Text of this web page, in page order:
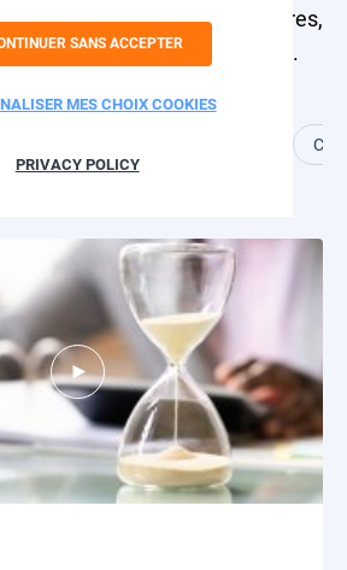
de nos clients et partenaires,
clés pour votre business.
SANS ACCEPTER
MES CHOIX COOKIES
PRIVACY POLICY